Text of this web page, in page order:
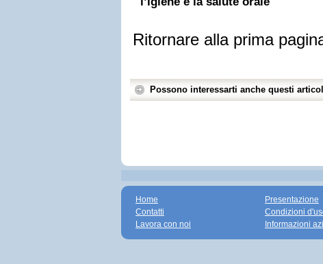
Ritornare alla prima
Possono interessarti anche questi
Home
Contatti
Lavora con noi
Presentazione
Condizioni
Informazioni